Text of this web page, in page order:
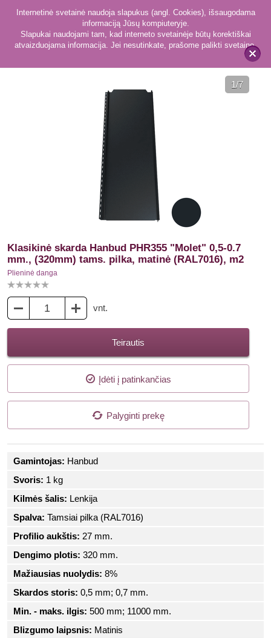
x
Internetinė svetainė naudoja slapukus (angl. Cookies), išsaugodama
informaciją Jūsų kompiuteryje.
Slapukai naudojami tam, kad interneto svetainėje būtų korektiškai
atvaizduojama informacija. Jei nesutinkate, prašome palikti svetainę.
Plieninė danga 416
1/7
Klasikinė skarda Hanbud PHR355 "Molet" 0,5-0.7
mm., (320mm) tams. pilka, matinė (RAL7016), m2
Plieninė danga
vnt.
Teirautis
Įdėti į patinkančias
Palyginti prekę
Gamintojas: Hanbud
Svoris: 1 kg
Kilmės šalis: Lenkija
Spalva: Tamsiai pilka (RAL7016)
Profilio aukštis: 27 mm.
Dengimo plotis: 320 mm.
Mažiausias nuolydis: 8%
Skardos storis: 0,5 mm; 0,7 mm.
Min. - maks. ilgis: 500 mm; 11000 mm.
Blizgumo laipsnis: Matinis